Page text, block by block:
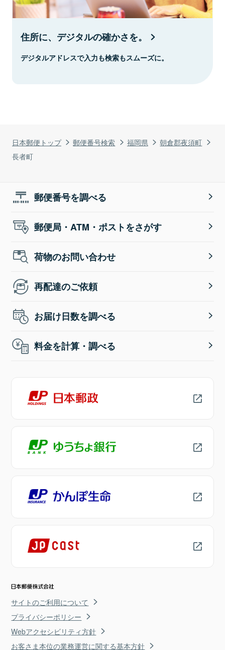
日本郵便トップ 郵便番号検索 福岡県
朝倉郡夜須町
長者町
住所に、デジタルの確かさを。
デジタルアドレスで入力も検索もスムーズに。
郵便番号を調べる
郵便局・ATM・ポストをさがす
荷物のお問い合わせ
再配達のご依頼
お届け日数を調べる
料金を計算・調べる
サイトのご利用について
プライバシーポリシー
Webアクセシビリティ方針
お客さま本位の業務運営に関する基本方針